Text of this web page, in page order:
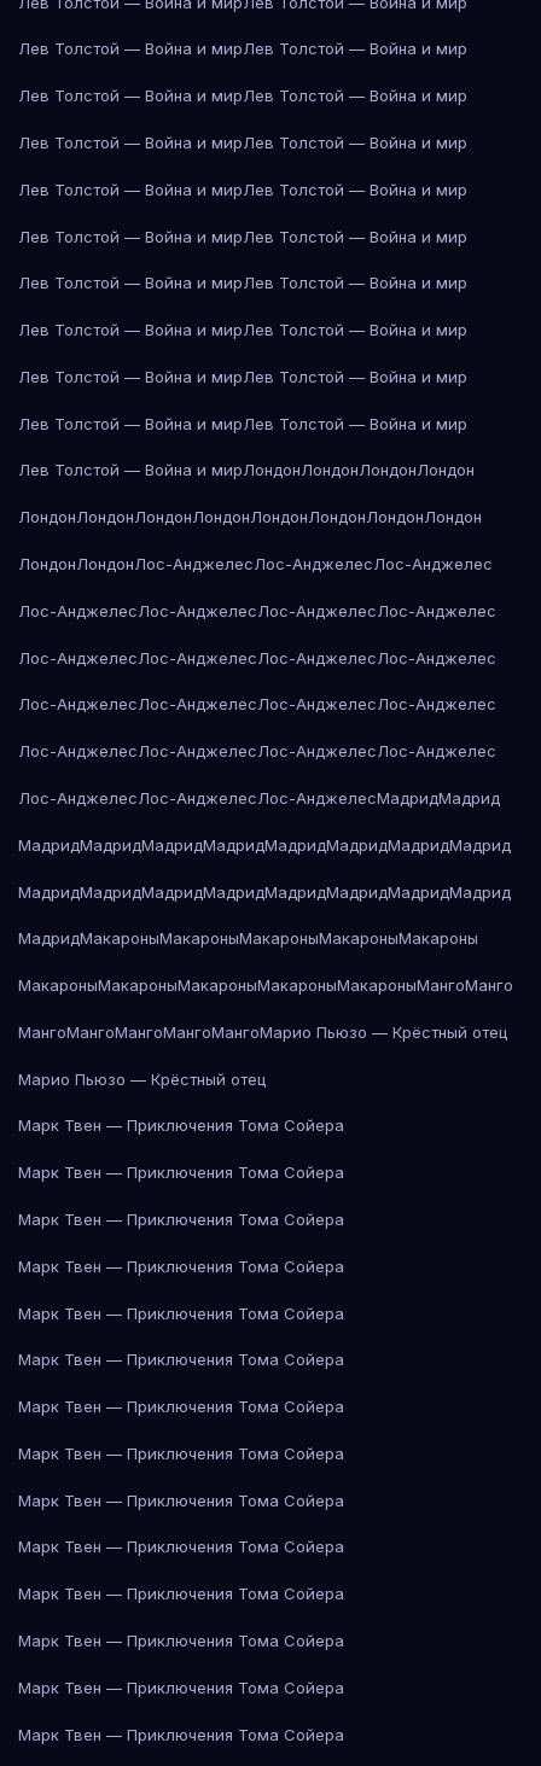
Лев Толстой — Война и мирЛев Толстой — Война и мир
Лев Толстой — Война и мирЛев Толстой — Война и мир
Лев Толстой — Война и мирЛев Толстой — Война и мир
Лев Толстой — Война и мирЛев Толстой — Война и мир
Лев Толстой — Война и мирЛев Толстой — Война и мир
Лев Толстой — Война и мирЛев Толстой — Война и мир
Лев Толстой — Война и мирЛев Толстой — Война и мир
Лев Толстой — Война и мирЛев Толстой — Война и мир
Лев Толстой — Война и мирЛев Толстой — Война и мир
Лев Толстой — Война и мирЛондонЛондонЛондонЛондон
ЛондонЛондонЛондонЛондонЛондонЛондонЛондонЛондон
ЛондонЛондонЛос-АнджелесЛос-АнджелесЛос-Анджелес
Лос-АнджелесЛос-АнджелесЛос-АнджелесЛос-Анджелес
Лос-АнджелесЛос-АнджелесЛос-АнджелесЛос-Анджелес
Лос-АнджелесЛос-АнджелесЛос-АнджелесЛос-Анджелес
Лос-АнджелесЛос-АнджелесЛос-АнджелесЛос-Анджелес
Лос-АнджелесЛос-АнджелесЛос-АнджелесМадридМадрид
МадридМадридМадридМадридМадридМадридМадридМадрид
МадридМадридМадридМадридМадридМадридМадридМадрид
МадридМакароныМакароныМакароныМакароныМакароны
МакароныМакароныМакароныМакароныМакароныМангоМанго
МангоМангоМангоМангоМангоМарио Пьюзо — Крёстный отец
Марио Пьюзо — Крёстный отец
Марк Твен — Приключения Тома Сойера
Марк Твен — Приключения Тома Сойера
Марк Твен — Приключения Тома Сойера
Марк Твен — Приключения Тома Сойера
Марк Твен — Приключения Тома Сойера
Марк Твен — Приключения Тома Сойера
Марк Твен — Приключения Тома Сойера
Марк Твен — Приключения Тома Сойера
Марк Твен — Приключения Тома Сойера
Марк Твен — Приключения Тома Сойера
Марк Твен — Приключения Тома Сойера
Марк Твен — Приключения Тома Сойера
Марк Твен — Приключения Тома Сойера
Марк Твен — Приключения Тома Сойера